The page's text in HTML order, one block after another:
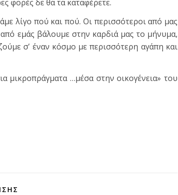
φορές δε θα τα καταφέρετε.
λίγο πού και πού. Οι περισσότεροι από μας
εμάς βάλουμε στην καρδιά μας το μήνυμα,
σ’ έναν κόσμο με περισσότερη αγάπη και
μικροπράγματα …μέσα στην οικογένεια» του